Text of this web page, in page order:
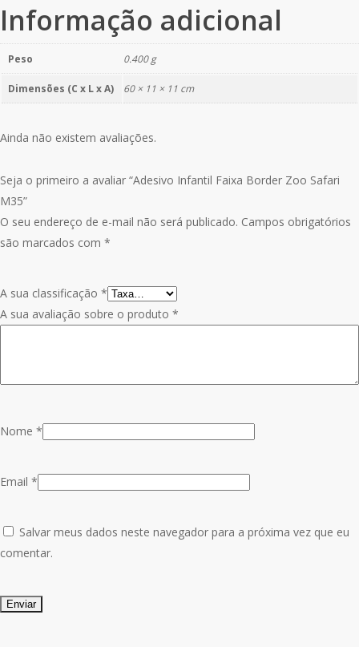
Informação adicional
Peso 0.400 g
Dimensões (C x L x A) 60 × 11 × 11 cm
Ainda não existem avaliações.
Seja o primeiro a avaliar “Adesivo Infantil Faixa Border Zoo Safari
M35”
O seu endereço de e-mail não será publicado. Campos obrigatórios
são marcados com *
A sua classificação *
A sua avaliação sobre o produto *
Nome *
Email *
Salvar meus dados neste navegador para a próxima vez que eu
comentar.